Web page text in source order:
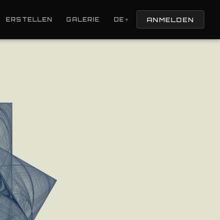
ERSTELLEN GALERIE DE ▼ ANMELDEN